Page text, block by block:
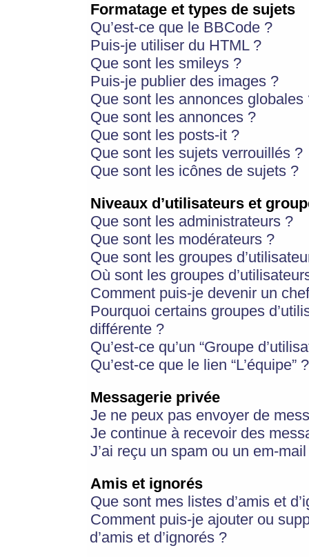
Formatage et types de sujets
Qu’est-ce que le BBCode ?
Puis-je utiliser du HTML ?
Que sont les smileys ?
Puis-je publier des images ?
Que sont les annonces globales
Que sont les annonces ?
Que sont les posts-it ?
Que sont les sujets verrouillés ?
Que sont les icônes de sujets ?
Niveaux d’utilisateurs et
Que sont les administrateurs ?
Que sont les modérateurs ?
Que sont les groupes
Où sont les groupes
Comment puis-je devenir un
Pourquoi certains groupes
différente ?
Qu’est-ce qu’un “Groupe
Qu’est-ce que le lien “L’équipe” ?
Messagerie privée
Je ne peux pas envoyer de
Je continue à recevoir des
J’ai reçu un spam ou un em-
Amis et ignorés
Que sont mes listes d’amis et
Comment puis-je ajouter ou
d’amis et d’ignorés ?